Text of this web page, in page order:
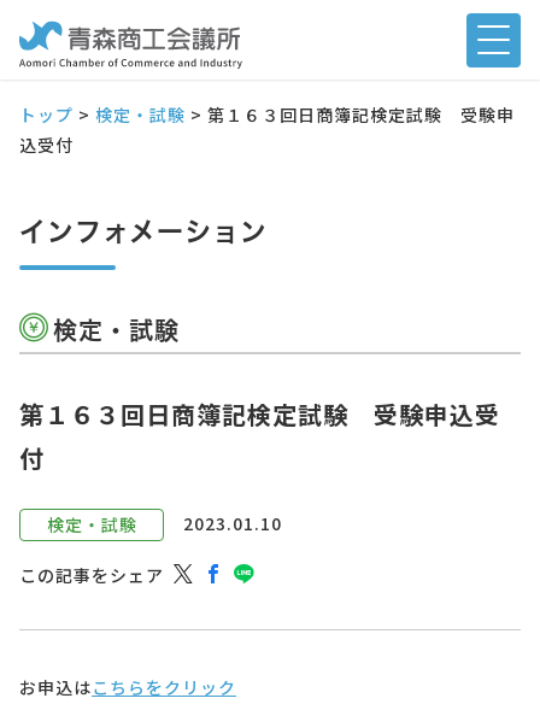
トップ > 検定・試験 > 第１６３回日商簿記検定試験 受験申
込受付
インフォメーション
検定・試験
第１６３回日商簿記検定試験 受験申込受
付
検定・試験 2023.01.10
この記事をシェア
お申込はこちらをクリック